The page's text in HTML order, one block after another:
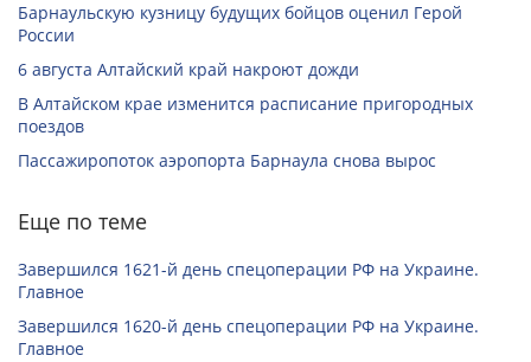
Барнаульскую кузницу будущих бойцов оценил Герой
России
6 августа Алтайский край накроют дожди
В Алтайском крае изменится расписание пригородных
поездов
Пассажиропоток аэропорта Барнаула снова вырос
Еще по теме
Завершился 1621-й день спецоперации РФ на Украине.
Главное
Завершился 1620-й день спецоперации РФ на Украине.
Главное